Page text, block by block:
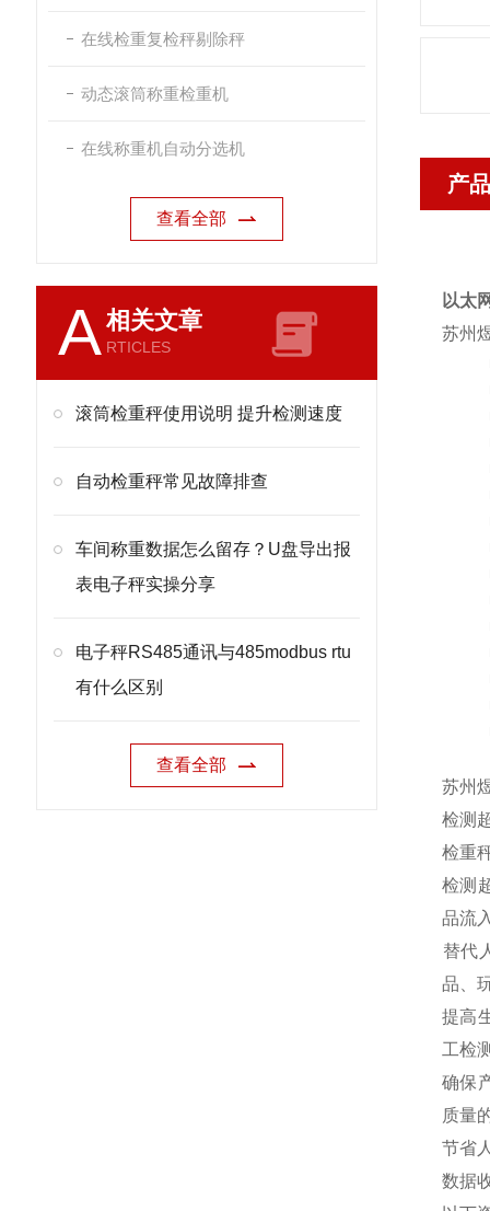
在线检重复检秤剔除秤
动态滚筒称重检重机
在线称重机自动分选机
查看全部
A相关文章
RTICLES
滚筒检重秤使用说明 提升检测速度
自动检重秤常见故障排查
车间称重数据怎么留存？U盘导出报
表电子秤实操分享
电子秤RS485通讯与485modbus rtu
有什么区别
查看全部
产
以太
苏州
苏州
检测
检重
检测
品流
替代
品、
提高
工检
确保
质量
节省
数据